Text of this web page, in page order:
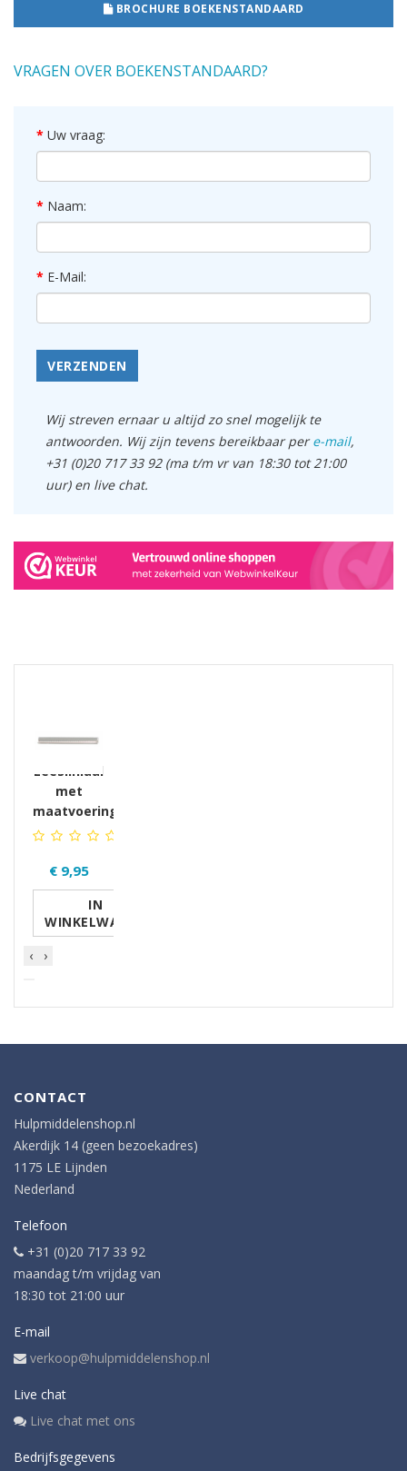
BROCHURE BOEKENSTANDAARD
VRAGEN OVER BOEKENSTANDAARD?
Uw vraag:
Naam:
E-Mail:
VERZENDEN
Wij streven ernaar u altijd zo snel mogelijk te
antwoorden. Wij zijn tevens bereikbaar pere-mail,
+31 (0)20 717 33 92 (ma t/m vr van 18:30 tot 21:00
uur) en live chat.
Leesliniaal
met
maatvoering
€ 9,95
IN
WINKELWAGEN
‹
›
CONTACT
Hulpmiddelenshop.nl
Akerdijk 14 (geen bezoekadres)
1175 LE Lijnden
Nederland
Telefoon
+31 (0)20 717 33 92
maandag t/m vrijdag van
18:30 tot 21:00 uur
E-mail
verkoop@hulpmiddelenshop.nl
Live chat
Live chat met ons
Bedrijfsgegevens